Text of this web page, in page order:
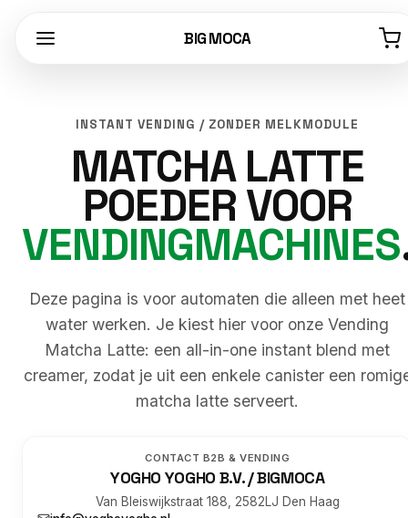
BIG MOCA
INSTANT VENDING / ZONDER MELKMODULE
MATCHA LATTE
POEDER VOOR
VENDINGMACHINES
Deze pagina is voor automaten die alleen met heet
water werken. Je kiest hier voor onze Vending
Matcha Latte: een all-in-one instant blend met
creamer, zodat je uit een enkele canister een
matcha latte serveert.
CONTACT B2B & VENDING
YOGHO YOGHO B.V. / BIGMOCA
Van Bleiswijkstraat 188, 2582LJ Den Haag